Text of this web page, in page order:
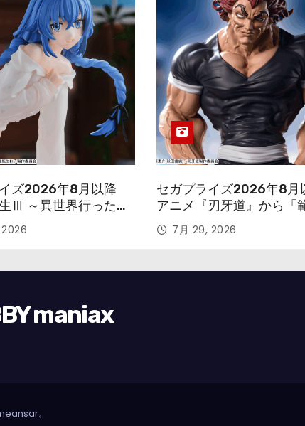
ズ2026年8月以降
生Ⅲ ～異世界行ったら
』から「ロキシー」
アが登場！
セガプライズ2026年8月
アニメ『刃牙道』から「
次郎」が登場ッッ!!
7月 29, 2026
maniax
。